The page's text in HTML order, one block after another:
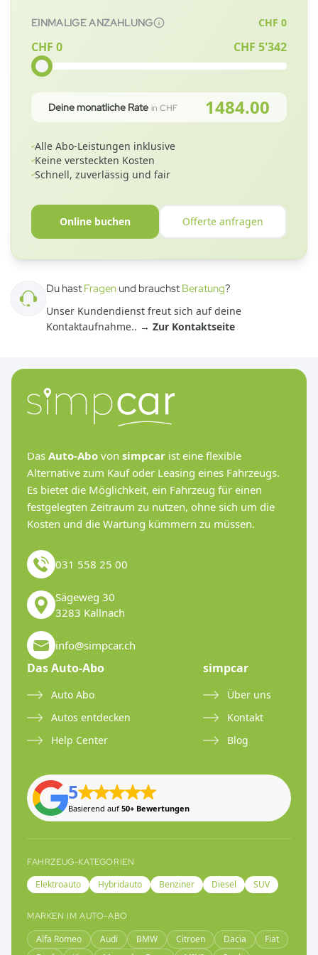
EINMALIGE ANZAHLUNG CHF 0
CHF 0 CHF 5'342
Deine monatliche Rate in CHF 1484.00
Alle Abo-Leistungen inklusive
Keine versteckten Kosten
Schnell, zuverlässig und fair
Online buchen Offerte anfragen
Du hastFragen und brauchstBeratung?
Unser Kundendienst freut sich auf deine
Kontaktaufnahme.. → Zur Kontaktseite
Das Auto-Abo von simpcar ist eine flexible
Alternative zum Kauf oder Leasing eines Fahrzeugs.
Es bietet die Möglichkeit, ein Fahrzeug für einen
festgelegten Zeitraum zu nutzen, ohne sich um die
Kosten und die Wartung kümmern zu müssen.
031 558 25 00
Sägeweg 30
3283 Kallnach
info@simpcar.ch
Das Auto-Abo
Auto Abo
Autos entdecken
Help Center
simpcar
Über uns
Kontakt
Blog
5
Basierend auf50+ Bewertungen
FAHRZEUG-KATEGORIEN
Elektroauto Hybridauto Benziner Diesel SUV
MARKEN IM AUTO-ABO
Alfa Romeo Audi BMW Citroen Dacia
Fiat